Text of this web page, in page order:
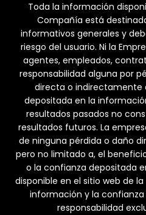
Toda la información
Compañía está
informativos generales y
riesgo del usuario. Ni la
agentes, empleados,
responsabilidad alguna por
directa o indirectamente
depositada en la
resultados pasados no
resultados futuros. La
de ninguna pérdida o daño
pero no limitado a, el
o la confianza depositada
disponible en el sitio web de
información y la
responsabilidad